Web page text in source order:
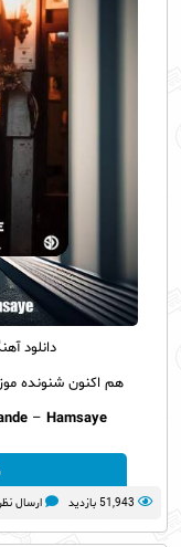
دانلود
هم اکنون شنونده
– Hamsaye
51,943 بازدید ارسال نظر